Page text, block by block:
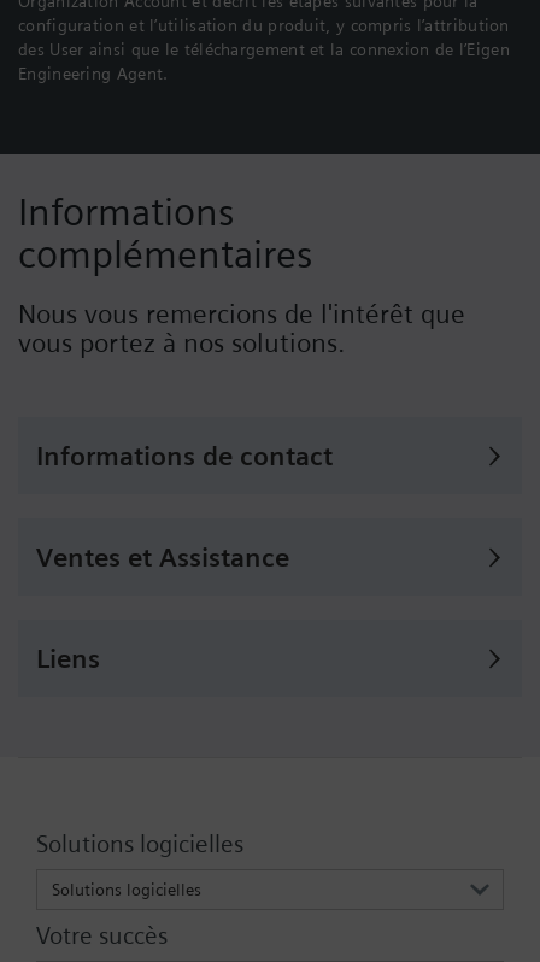
configuration et l’utilisation du produit, y compris l’attribution
des User ainsi que le téléchargement et la connexion de l’Eigen
Engineering Agent.
Informations
complémentaires
Nous vous remercions de l'intérêt que
vous portez à nos solutions.
Informations de contact
Ventes et Assistance
Liens
Solutions logicielles
Solutions logicielles
Votre succès